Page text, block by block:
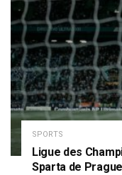
SPORTS
Ligue des
Sparta de Prague